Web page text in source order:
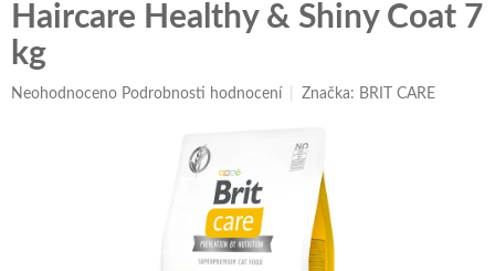
Haircare Healthy & Shiny Coat 7
kg
Průměrné
Neohodnoceno Podrobnosti hodnocení Značka: BRIT CARE